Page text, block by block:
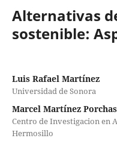
Alternativas
sostenible:
Luis Rafael Martínez
Universidad de Sonora
Marcel Martínez
Centro de Investigacion en
Hermosillo